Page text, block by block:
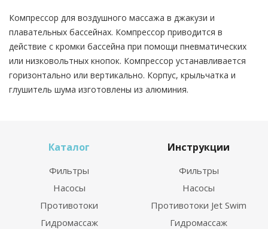
Компрессор для воздушного массажа в джакузи и
плавательных бассейнах. Компрессор приводится в
действие с кромки бассейна при помощи пневматических
или низковольтных кнопок. Компрессор устанавливается
горизонтально или вертикально. Корпус, крыльчатка и
глушитель шума изготовлены из алюминия.
Каталог
Фильтры
Насосы
Противотоки
Гидромассаж
Инструкции
Фильтры
Насосы
Противотоки Jet Swim
Гидромассаж